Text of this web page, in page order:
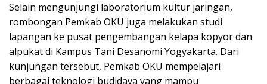
Selain mengunjungi laboratorium kultur jaringan,
rombongan Pemkab OKU juga melakukan studi
lapangan ke pusat pengembangan kelapa kopyor dan
alpukat di Kampus Tani Desanomi Yogyakarta. Dari
kunjungan tersebut, Pemkab OKU mempelajari
berbagai teknologi budidaya yang mampu